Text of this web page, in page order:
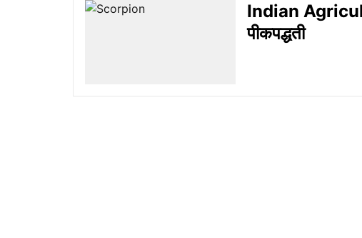
Indian
पीकपद्धती